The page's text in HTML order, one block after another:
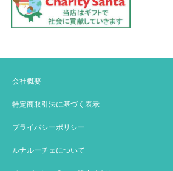
会社概要
特定商取引法に基づく表示
プライバシーポリシー
ルナルーチェについて